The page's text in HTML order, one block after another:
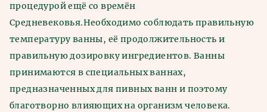
процедурой ещё со времён
Средневековья.Необходимо соблюдать правильную
температуру ванны, её продолжительность и
правильную дозировку ингредиентов. Ванны
принимаются в специальных ваннах,
предназначенных для пивных ванн и поэтому
благотворно влияющих на организм человека.